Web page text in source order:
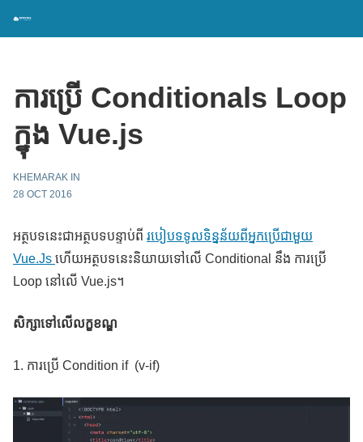
ការប្រើ Conditionals Loop
ក្នុង Vue.js
KHEMARAK IN
28 OCT 2016
អត្ថបទនេះជាអត្ថបទបន្ទាប់ពី របៀបទទូលទិន្នន័យពីអ្នកប្រើជាមួយ
Vue.Js ហើយអត្ថបទនេះនិយាយទៅលើ Conditional នឹង ការប្រើ
Loop នៅលើ Vue.js។
សិក្សាទៅលើលក្ខខណ្ឌ
1. ការប្រើ Condition if (v-if)